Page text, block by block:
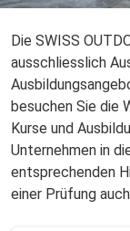
Die SWISS
ausschliesslich
besuchen Sie die
Kurse und
Unternehmen in
entsprechenden
einer Prüfung